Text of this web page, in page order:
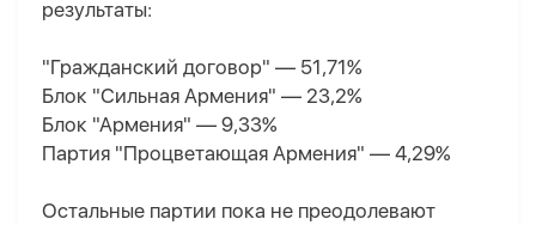
результаты:
"Гражданский договор" — 51,71%
Блок "Сильная Армения" — 23,2%
Блок "Армения" — 9,33%
Партия "Процветающая Армения" — 4,29%
Остальные партии пока не преодолевают